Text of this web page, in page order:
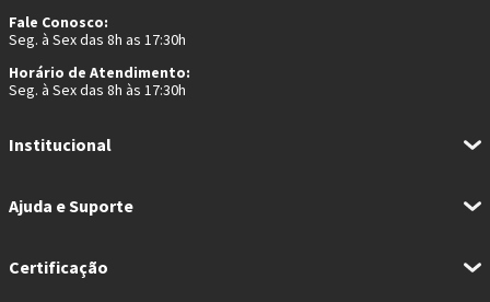
Fale Conosco:
Seg. à Sex das 8h as 17:30h
Horário de Atendimento:
Seg. à Sex das 8h às 17:30h
Institucional
Ajuda e Suporte
Certificação